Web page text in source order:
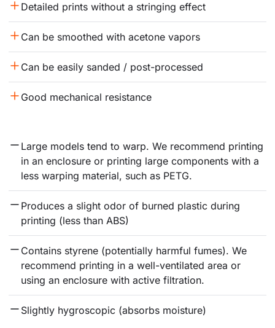
Detailed prints without a stringing effect
Can be smoothed with acetone vapors
Can be easily sanded / post-processed
Good mechanical resistance
Large models tend to warp. We recommend printing
in an enclosure or printing large components with a
less warping material, such as PETG.
Produces a slight odor of burned plastic during
printing (less than ABS)
Contains styrene (potentially harmful fumes). We
recommend printing in a well-ventilated area or
using an enclosure with active filtration.
Slightly hygroscopic (absorbs moisture)